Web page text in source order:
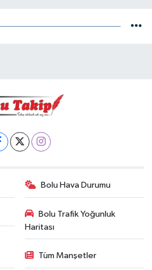
Bolu Hava Durumu
Bolu Trafik Yoğunluk
Haritası
Tüm Manşetler